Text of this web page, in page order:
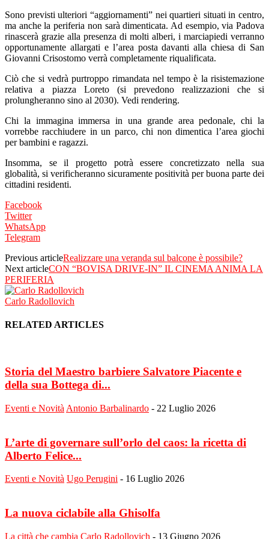
Sono previsti ulteriori “aggiornamenti” nei quartieri situati in centro,
ma anche la periferia non sarà dimenticata. Ad esempio, via Padova
rinascerà grazie alla presenza di molti alberi, i marciapiedi verranno
opportunamente allargati e l’area posta davanti alla chiesa di San
Giovanni Crisostomo verrà completamente riqualificata.
Ciò che si vedrà purtroppo rimandata nel tempo è la risistemazione
relativa a piazza Loreto (si prevedono realizzazioni che si
prolungheranno sino al 2030). Vedi rendering.
Chi la immagina immersa in una grande area pedonale, chi la
vorrebbe racchiudere in un parco, chi non dimentica l’area giochi
per bambini e ragazzi.
Insomma, se il progetto potrà essere concretizzato nella sua
globalità, si verificheranno sicuramente positività per buona parte dei
cittadini residenti.
Facebook
Twitter
WhatsApp
Telegram
Previous articleRealizzare una veranda sul balcone è possibile?
Next articleCON “BOVISA DRIVE-IN” IL CINEMA ANIMA LA
PERIFERIA
Carlo Radollovich
RELATED ARTICLES
Storia del Maestro barbiere Salvatore Piacente e
della sua Bottega di...
Eventi e Novità Antonio Barbalinardo - 22 Luglio 2026
L’arte di governare sull’orlo del caos: la ricetta di
Alberto Felice...
Eventi e Novità Ugo Perugini - 16 Luglio 2026
La nuova ciclabile alla Ghisolfa
La città che cambia Carlo Radollovich - 13 Giugno 2026